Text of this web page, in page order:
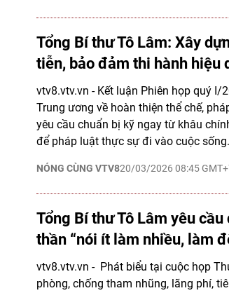
Tổng Bí thư Tô Lâm: Xây
tiễn, bảo đảm thi hành hiệu
NÓNG CÙNG VTV820/03/2026 08:45
vtv8.vtv.vn - Kết luận Phiên họp quý
Trung ương về hoàn thiện thể chế,
yêu cầu chuẩn bị kỹ ngay từ khâu
để pháp luật thực sự đi vào cuộc sống.
Tổng Bí thư Tô Lâm yêu
thần “nói ít làm nhiều, làm
vtv8.vtv.vn - Phát biểu tại cuộc họp
phòng, chống tham nhũng, lãng phí,